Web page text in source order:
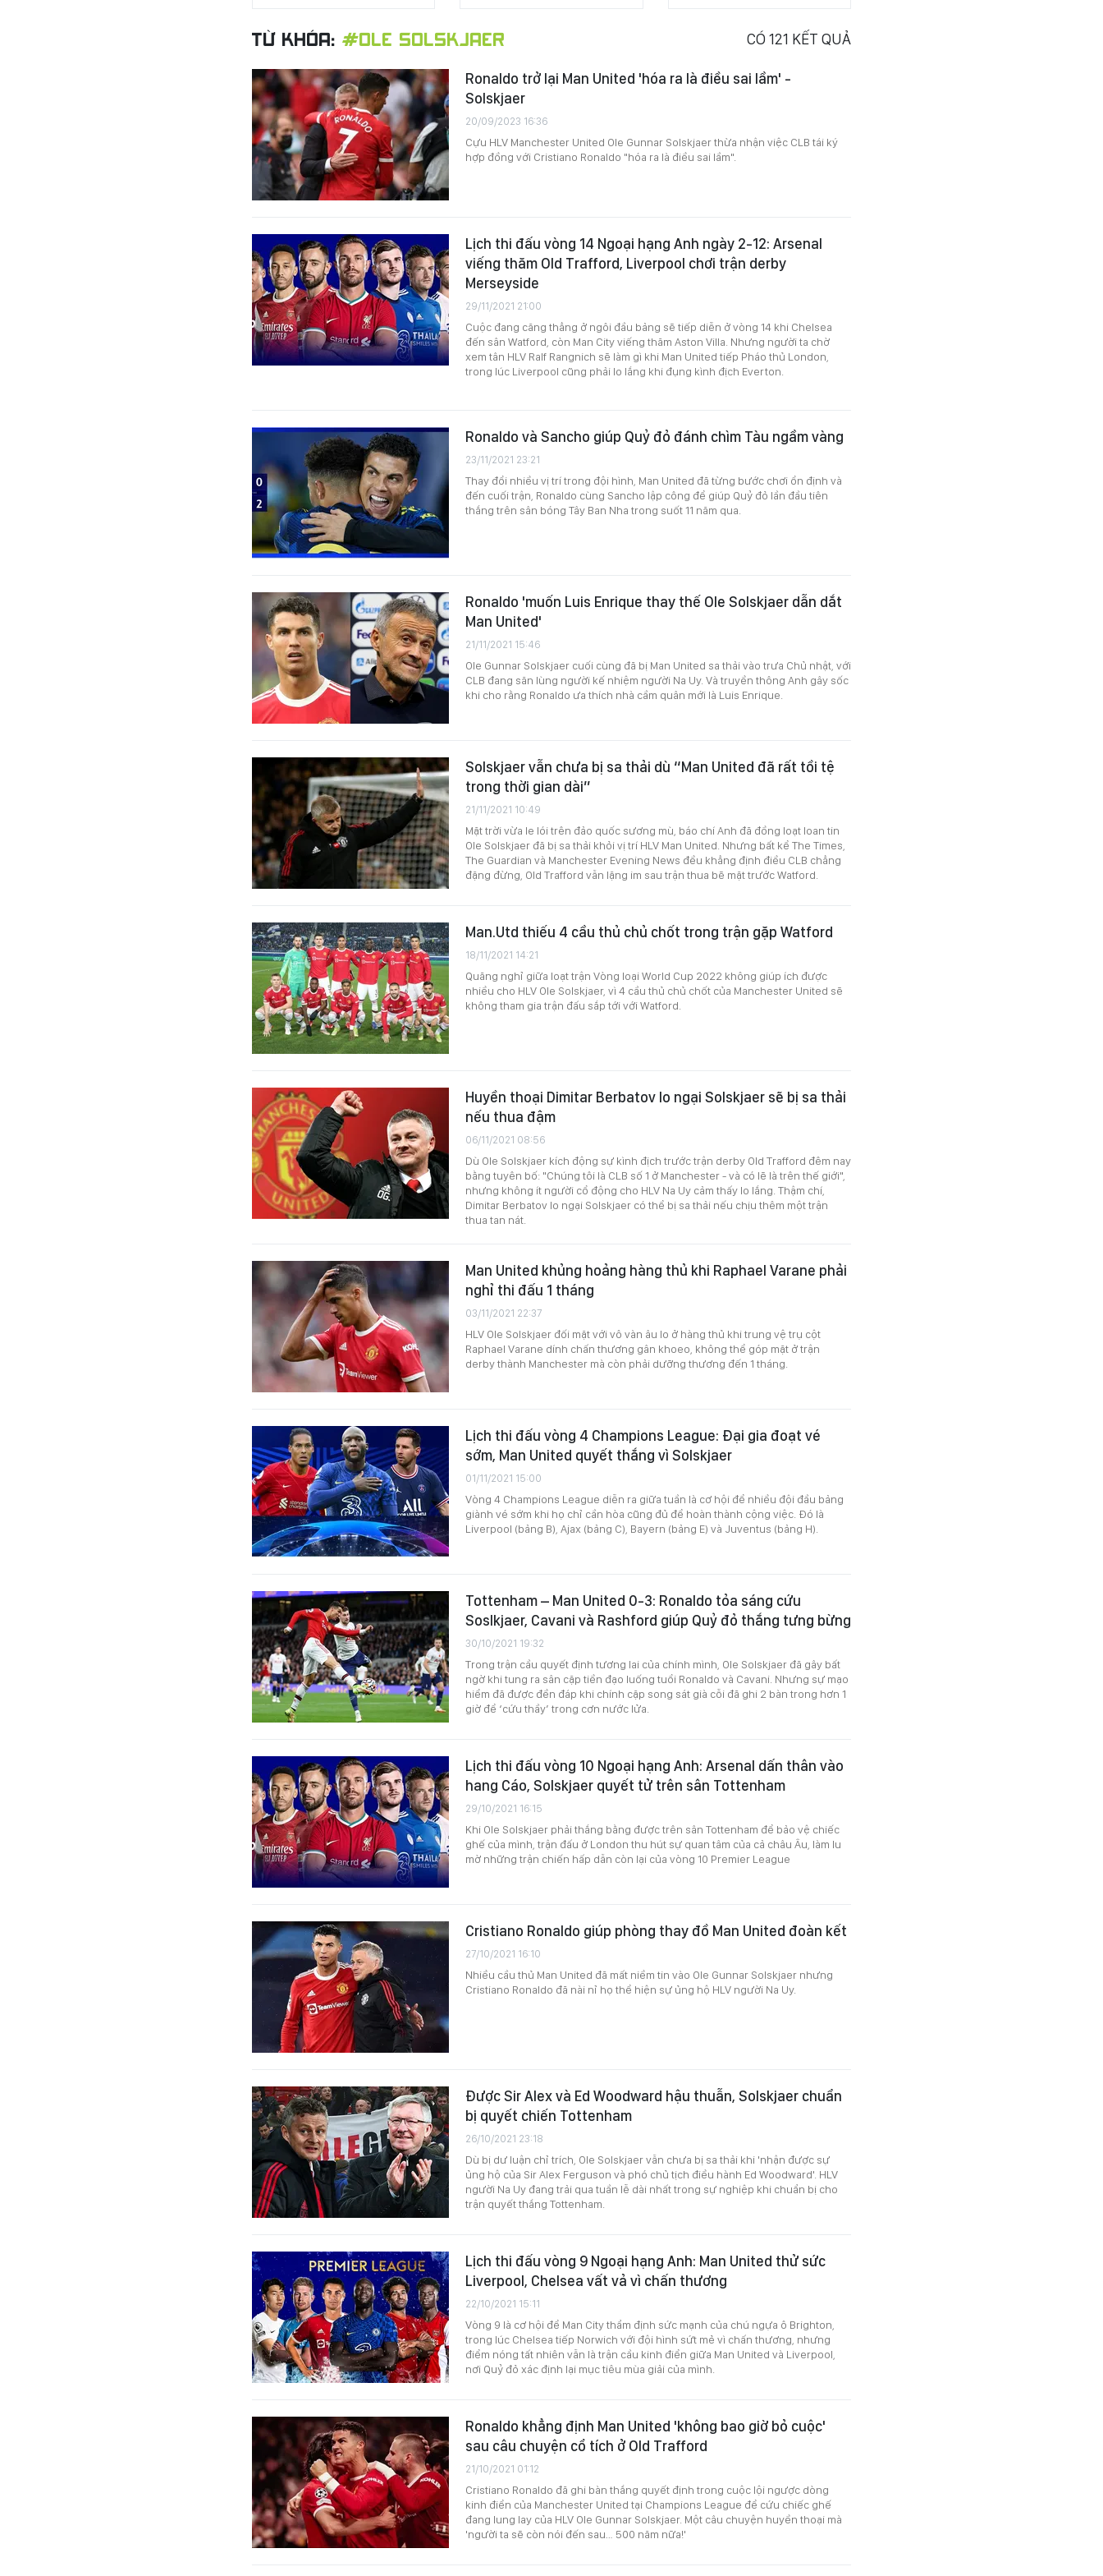
TỪ KHÓA: #OLE SOLSKJAER CÓ 121 KẾT QUẢ
Ronaldo trở lại Man United 'hóa ra là điều sai lầm' -
Solskjaer
20/09/2023 16:36
Cựu HLV Manchester United Ole Gunnar Solskjaer thừa nhận việc CLB tái ký
hợp đồng với Cristiano Ronaldo "hóa ra là điều sai lầm".
Lịch thi đấu vòng 14 Ngoại hạng Anh ngày 2-12: Arsenal
viếng thăm Old Trafford, Liverpool chơi trận derby
Merseyside
29/11/2021 21:00
Cuộc đang căng thẳng ở ngôi đầu bảng sẽ tiếp diễn ở vòng 14 khi Chelsea
đến sân Watford, còn Man City viếng thăm Aston Villa. Nhưng người ta chờ
xem tân HLV Ralf Rangnich sẽ làm gì khi Man United tiếp Pháo thủ London,
trong lúc Liverpool cũng phải lo lắng khi đụng kình địch Everton.
Ronaldo và Sancho giúp Quỷ đỏ đánh chìm Tàu ngầm vàng
23/11/2021 23:21
Thay đổi nhiều vị trí trong đội hình, Man United đã từng bước chơi ổn định và
đến cuối trận, Ronaldo cùng Sancho lập công để giúp Quỷ đỏ lần đầu tiên
thắng trên sân bóng Tây Ban Nha trong suốt 11 năm qua.
Ronaldo 'muốn Luis Enrique thay thế Ole Solskjaer dẫn dắt
Man United'
21/11/2021 15:46
Ole Gunnar Solskjaer cuối cùng đã bị Man United sa thải vào trưa Chủ nhật, với
CLB đang săn lùng người kế nhiệm người Na Uy. Và truyền thông Anh gây sốc
khi cho rằng Ronaldo ưa thích nhà cầm quân mới là Luis Enrique.
Solskjaer vẫn chưa bị sa thải dù “Man United đã rất tồi tệ
trong thời gian dài”
21/11/2021 10:49
Mặt trời vừa le lói trên đảo quốc sương mù, báo chí Anh đã đồng loạt loan tin
Ole Solskjaer đã bị sa thải khỏi vị trí HLV Man United. Nhưng bất kể The Times,
The Guardian và Manchester Evening News đều khẳng định điều CLB chẳng
đặng đừng, Old Trafford vẫn lặng im sau trận thua bẽ mặt trước Watford.
Man.Utd thiếu 4 cầu thủ chủ chốt trong trận gặp Watford
18/11/2021 14:21
Quãng nghỉ giữa loạt trận Vòng loại World Cup 2022 không giúp ích được
nhiều cho HLV Ole Solskjaer, vì 4 cầu thủ chủ chốt của Manchester United sẽ
không tham gia trận đấu sắp tới với Watford.
Huyền thoại Dimitar Berbatov lo ngại Solskjaer sẽ bị sa thải
nếu thua đậm
06/11/2021 08:56
Dù Ole Solskjaer kích động sự kình địch trước trận derby Old Trafford đêm nay
bằng tuyên bố: "Chúng tôi là CLB số 1 ở Manchester - và có lẽ là trên thế giới",
nhưng không ít người cổ động cho HLV Na Uy cảm thấy lo lắng. Thậm chí,
Dimitar Berbatov lo ngại Solskjaer có thể bị sa thải nếu chịu thêm một trận
thua tan nát.
Man United khủng hoảng hàng thủ khi Raphael Varane phải
nghỉ thi đấu 1 tháng
03/11/2021 22:37
HLV Ole Solskjaer đối mặt với vô vàn âu lo ở hàng thủ khi trung vệ trụ cột
Raphael Varane dính chấn thương gân khoeo, không thể góp mặt ở trận
derby thành Manchester mà còn phải dưỡng thương đến 1 tháng.
Lịch thi đấu vòng 4 Champions League: Đại gia đoạt vé
sớm, Man United quyết thắng vì Solskjaer
01/11/2021 15:00
Vòng 4 Champions League diễn ra giữa tuần là cơ hội để nhiều đội đầu bảng
giành vé sớm khi họ chỉ cần hòa cũng đủ để hoàn thành cộng việc. Đó là
Liverpool (bảng B), Ajax (bảng C), Bayern (bảng E) và Juventus (bảng H).
Tottenham – Man United 0-3: Ronaldo tỏa sáng cứu
Soslkjaer, Cavani và Rashford giúp Quỷ đỏ thắng tưng bừng
30/10/2021 19:32
Trong trận cầu quyết định tương lai của chính mình, Ole Solskjaer đã gây bất
ngờ khi tung ra sân cặp tiền đạo luống tuổi Ronaldo và Cavani. Nhưng sự mạo
hiểm đã được đền đáp khi chính cặp song sát già cỗi đã ghi 2 bàn trong hơn 1
giờ để ‘cứu thầy’ trong cơn nước lửa.
Lịch thi đấu vòng 10 Ngoại hạng Anh: Arsenal dấn thân vào
hang Cáo, Solskjaer quyết tử trên sân Tottenham
29/10/2021 16:15
Khi Ole Solskjaer phải thắng bằng được trên sân Tottenham để bảo vệ chiếc
ghế của mình, trận đấu ở London thu hút sự quan tâm của cả châu Âu, làm lu
mờ những trận chiến hấp dẫn còn lại của vòng 10 Premier League
Cristiano Ronaldo giúp phòng thay đồ Man United đoàn kết
27/10/2021 16:10
Nhiều cầu thủ Man United đã mất niềm tin vào Ole Gunnar Solskjaer nhưng
Cristiano Ronaldo đã nài nỉ họ thể hiện sự ủng hộ HLV người Na Uy.
Được Sir Alex và Ed Woodward hậu thuẫn, Solskjaer chuẩn
bị quyết chiến Tottenham
26/10/2021 23:18
Dù bị dư luận chỉ trích, Ole Solskjaer vẫn chưa bị sa thải khi 'nhận được sự
ủng hộ của Sir Alex Ferguson và phó chủ tịch điều hành Ed Woodward'. HLV
người Na Uy đang trải qua tuần lễ dài nhất trong sự nghiệp khi chuẩn bị cho
trận quyết thắng Tottenham.
Lịch thi đấu vòng 9 Ngoại hạng Anh: Man United thử sức
Liverpool, Chelsea vất vả vì chấn thương
22/10/2021 15:11
Vòng 9 là cơ hội để Man City thẩm định sức mạnh của chú ngựa ô Brighton,
trong lúc Chelsea tiếp Norwich với đội hình sứt mẻ vì chấn thương, nhưng
điểm nóng tất nhiên vẫn là trận cầu kinh điển giữa Man United và Liverpool,
nơi Quỷ đỏ xác định lại mục tiêu mùa giải của mình.
Ronaldo khẳng định Man United 'không bao giờ bỏ cuộc'
sau câu chuyện cổ tích ở Old Trafford
21/10/2021 01:12
Cristiano Ronaldo đã ghi bàn thắng quyết định trong cuộc lội ngược dòng
kinh điển của Manchester United tại Champions League để cứu chiếc ghế
đang lung lay của HLV Ole Gunnar Solskjaer. Một câu chuyện huyền thoại mà
'người ta sẽ còn nói đến sau… 500 năm nữa!'